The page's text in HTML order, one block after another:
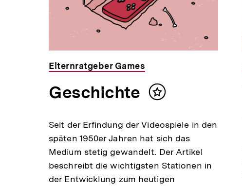
Elternratgeber Games
Geschichte
Inhalt
Seit der Erfindung der Videospiele in den
späten 1950er Jahren hat sich das
Medium stetig gewandelt. Der Artikel
beschreibt die wichtigsten Stationen in
der Entwicklung zum heutigen